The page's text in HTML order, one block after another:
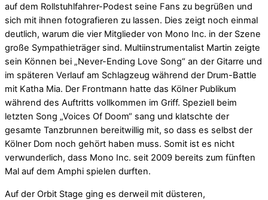
auf dem Rollstuhlfahrer-Podest seine Fans zu begrüßen und
sich mit ihnen fotografieren zu lassen. Dies zeigt noch einmal
deutlich, warum die vier Mitglieder von Mono Inc. in der Szene
große Sympathieträger sind. Multiinstrumentalist Martin zeigte
sein Können bei „Never-Ending Love Song“ an der Gitarre und
im späteren Verlauf am Schlagzeug während der Drum-Battle
mit Katha Mia. Der Frontmann hatte das Kölner Publikum
während des Auftritts vollkommen im Griff. Speziell beim
letzten Song „Voices Of Doom“ sang und klatschte der
gesamte Tanzbrunnen bereitwillig mit, so dass es selbst der
Kölner Dom noch gehört haben muss. Somit ist es nicht
verwunderlich, dass Mono Inc. seit 2009 bereits zum fünften
Mal auf dem Amphi spielen durften.
Auf der Orbit Stage ging es derweil mit düsteren,